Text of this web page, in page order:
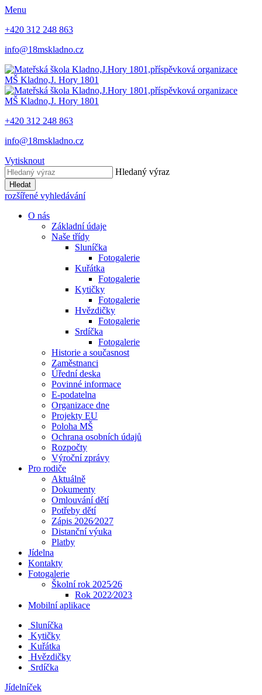
Menu
+420 312 248 863
info@18mskladno.cz
MŠ Kladno,J. Hory 1801
MŠ Kladno,J. Hory 1801
+420 312 248 863
info@18mskladno.cz
Vytisknout
Hledaný výraz
Hledat
rozšířené vyhledávání
O nás
Základní údaje
Naše třídy
Sluníčka
Fotogalerie
Kuřátka
Fotogalerie
Kytičky
Fotogalerie
Hvězdičky
Fotogalerie
Srdíčka
Fotogalerie
Historie a současnost
Zaměstnanci
Úřední deska
Povinné informace
E-podatelna
Organizace dne
Projekty EU
Poloha MŠ
Ochrana osobních údajů
Rozpočty
Výroční zprávy
Pro rodiče
Aktuálně
Dokumenty
Omlouvání dětí
Potřeby dětí
Zápis 2026⁄2027
Distanční výuka
Platby
Jídelna
Kontakty
Fotogalerie
Školní rok 2025⁄26
Rok 2022⁄2023
Mobilní aplikace
Sluníčka
Kytičky
Kuřátka
Hvězdičky
Srdíčka
Jídelníček